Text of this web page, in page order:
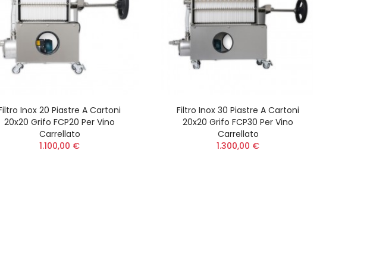
Inox 20 Piastre A Cartoni
20x20 Grifo FCP20 Per Vino
Carrellato
1.100,00 €
Filtro Inox 30 Piastre A Cartoni
20x20 Grifo FCP30 Per Vino
Carrellato
1.300,00 €